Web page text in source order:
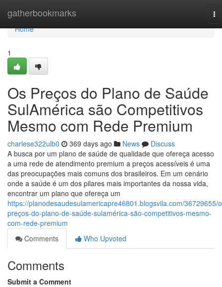
gatherbookmarks
Home
Home
1
Os Preços do Plano de Saúde
SulAmérica são Competitivos
Mesmo com Rede Premium
charlese322ulb0 369 days ago News
Discuss
A busca por um plano de saúde de qualidade que ofereça acesso
a uma rede de atendimento premium a preços acessíveis é uma
das preocupações mais comuns dos brasileiros. Em um cenário
onde a saúde é um dos pilares mais importantes da nossa vida,
encontrar um plano que ofereça um
https://planodesaudesulamericapre46801.blogsvila.com/36729655/
preços-do-plano-de-saúde-sulamérica-são-competitivos-mesmo-
com-rede-premium
Comments
Who Upvoted
Comments
Submit a Comment